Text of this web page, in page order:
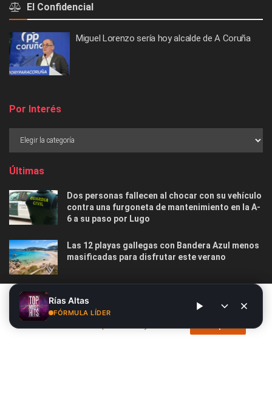
El Confidencial
Miguel Lorenzo sería hoy alcalde de A Coruña
Por Interés
Últimas
Dos personas fallecen al chocar con su vehículo
contra una furgoneta de mantenimiento en la A-
6 a su paso por Lugo
Las 12 playas gallegas con Bandera Azul menos
masificadas para disfrutar este verano
O Marisquiño 2026 en Vigo: programa completo,
horarios, conciertos, deportes y todo lo que
debes saber
Rías Altas
FÓRMULA LÍDER
Este sitio web utiliza cookies. Al continuar utilizando este sitio
web, usted da su consentimiento para el uso de cookies. Visite